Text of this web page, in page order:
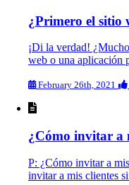
¿Primero el sitio
¡Di la verdad!
web o una aplicación
February 26th, 2021
¿Cómo invitar a
P: ¿Cómo invitar a
invitar a mis clientes